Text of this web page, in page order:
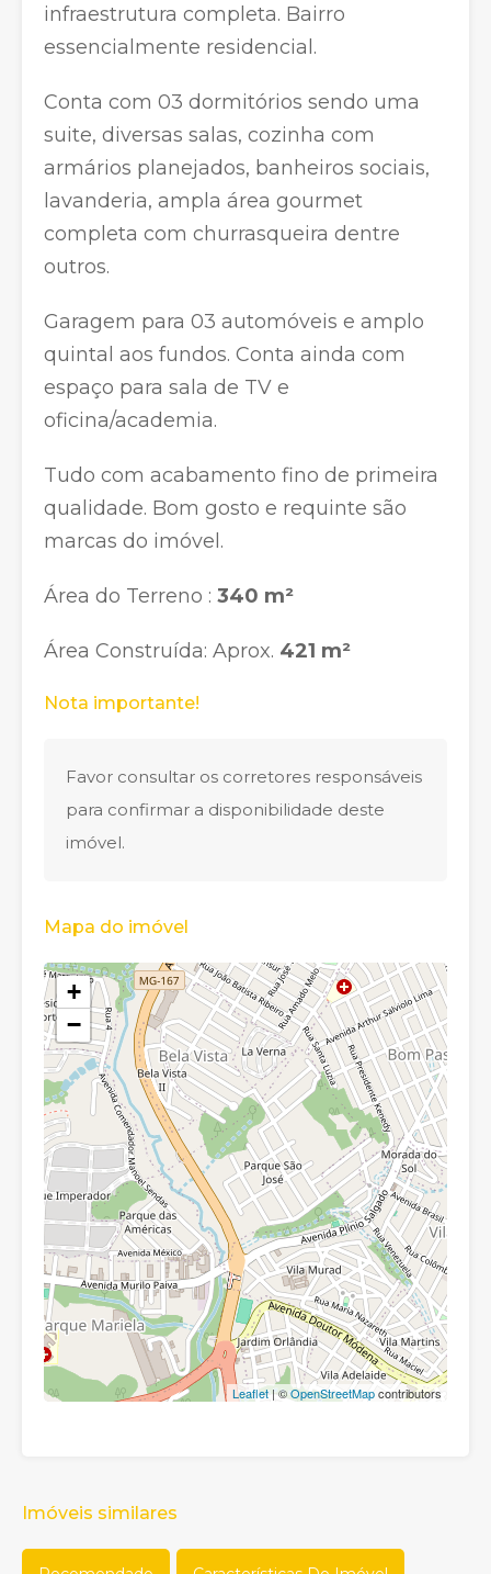
infraestrutura completa. Bairro
essencialmente residencial.
Conta com 03 dormitórios sendo uma
suite, diversas salas, cozinha com
armários planejados, banheiros sociais,
lavanderia, ampla área gourmet
completa com churrasqueira dentre
outros.
Garagem para 03 automóveis e amplo
quintal aos fundos. Conta ainda com
espaço para sala de TV e
oficina/academia.
Tudo com acabamento fino de primeira
qualidade. Bom gosto e requinte são
marcas do imóvel.
Área do Terreno : 340 m²
Área Construída: Aprox. 421 m²
Nota importante!
Favor consultar os corretores responsáveis
para confirmar a disponibilidade deste
imóvel.
Mapa do imóvel
+
−
Leaflet| ©OpenStreetMapcontributors
Imóveis similares